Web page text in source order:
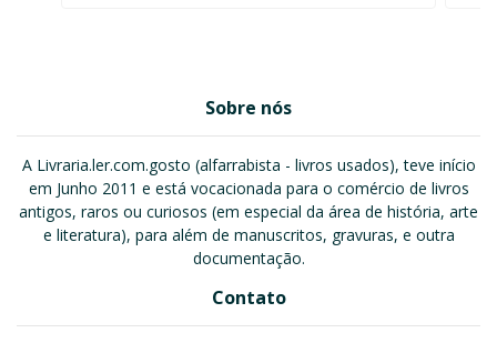
Sobre nós
A Livraria.ler.com.gosto (alfarrabista - livros usados), teve início
em Junho 2011 e está vocacionada para o comércio de livros
antigos, raros ou curiosos (em especial da área de história, arte
e literatura), para além de manuscritos, gravuras, e outra
documentação.
Contato